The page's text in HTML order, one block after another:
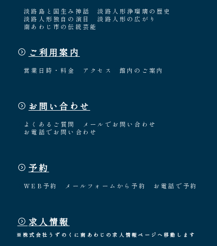
淡路島と国生み神話
淡路人形浄瑠璃の歴史
淡路人形独自の演目
淡路人形の広がり
南あわじ市の伝統芸能
ご利用案内
営業日時・料金 アクセス 館内のご案内
お問い合わせ
よくあるご質問
メールでお問い合わせ
お電話でお問い合わせ
予約
WEB予約 メールフォームから予約 お電話で予約
求人情報
※株式会社うずのくに南あわじの求人情報ページへ移動します